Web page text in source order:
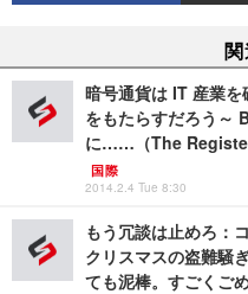
暗号通貨は IT 産業
をもたらすだろう～
に……（The Register
国際
2014.2.4 Tue 8:30
もう冗談は止めろ：
クリスマスの盗難騒
ても泥棒。すごくご